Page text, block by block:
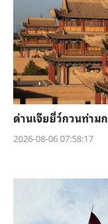
ด่านเจียยี่ว์กวนท่า
2026-08-06 07:58:17